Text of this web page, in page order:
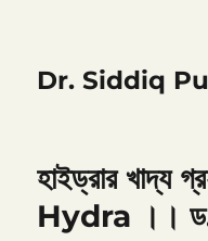
Dr. Siddiq
হাইড্রার খাদ্য
Hydra ।। ড.